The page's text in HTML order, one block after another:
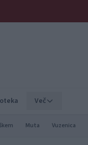
Več
Muta Vuzenica